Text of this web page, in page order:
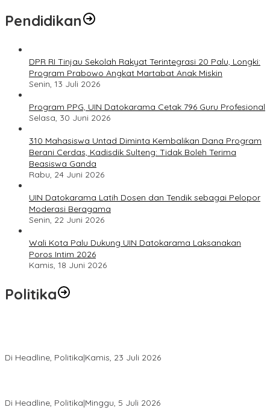
Pendidikan
DPR RI Tinjau Sekolah Rakyat Terintegrasi 20 Palu, Longki:
Program Prabowo Angkat Martabat Anak Miskin
Senin, 13 Juli 2026
Program PPG, UIN Datokarama Cetak 796 Guru Profesional
Selasa, 30 Juni 2026
310 Mahasiswa Untad Diminta Kembalikan Dana Program
Berani Cerdas, Kadisdik Sulteng: Tidak Boleh Terima
Beasiswa Ganda
Rabu, 24 Juni 2026
UIN Datokarama Latih Dosen dan Tendik sebagai Pelopor
Moderasi Beragama
Senin, 22 Juni 2026
Wali Kota Palu Dukung UIN Datokarama Laksanakan
Poros Intim 2026
Kamis, 18 Juni 2026
Politika
Di Headline, Politika|Kamis, 23 Juli 2026
Di Headline, Politika|Minggu, 5 Juli 2026